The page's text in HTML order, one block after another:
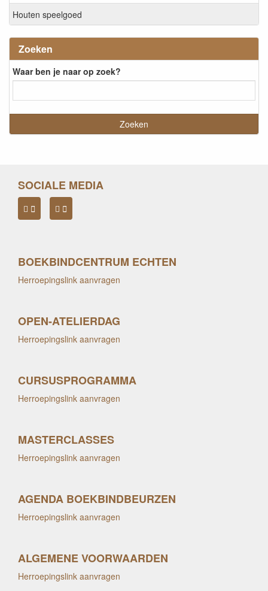
Houten speelgoed
Zoeken
Waar ben je naar op zoek?
SOCIALE MEDIA
BOEKBINDCENTRUM ECHTEN
Herroepingslink aanvragen
OPEN-ATELIERDAG
Herroepingslink aanvragen
CURSUSPROGRAMMA
Herroepingslink aanvragen
MASTERCLASSES
Herroepingslink aanvragen
AGENDA BOEKBINDBEURZEN
Herroepingslink aanvragen
ALGEMENE VOORWAARDEN
Herroepingslink aanvragen